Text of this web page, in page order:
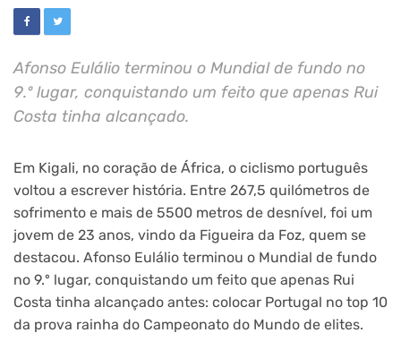
Afonso Eulálio terminou o Mundial de fundo no
9.º lugar, conquistando um feito que apenas Rui
Costa tinha alcançado.
Em Kigali, no coração de África, o ciclismo português
voltou a escrever história. Entre 267,5 quilómetros de
sofrimento e mais de 5500 metros de desnível, foi um
jovem de 23 anos, vindo da Figueira da Foz, quem se
destacou. Afonso Eulálio terminou o Mundial de fundo
no 9.º lugar, conquistando um feito que apenas Rui
Costa tinha alcançado antes: colocar Portugal no top 10
da prova rainha do Campeonato do Mundo de elites.